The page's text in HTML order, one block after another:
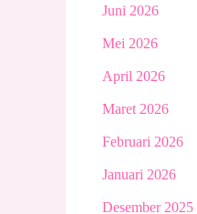
Juni 2026
Mei 2026
April 2026
Maret 2026
Februari 2026
Januari 2026
Desember 2025